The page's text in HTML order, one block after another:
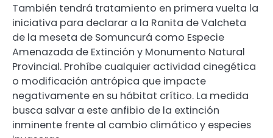
También tendrá tratamiento en primera vuelta la
iniciativa para declarar a la Ranita de Valcheta
de la meseta de Somuncurá como Especie
Amenazada de Extinción y Monumento Natural
Provincial. Prohíbe cualquier actividad cinegética
o modificación antrópica que impacte
negativamente en su hábitat crítico. La medida
busca salvar a este anfibio de la extinción
inminente frente al cambio climático y especies